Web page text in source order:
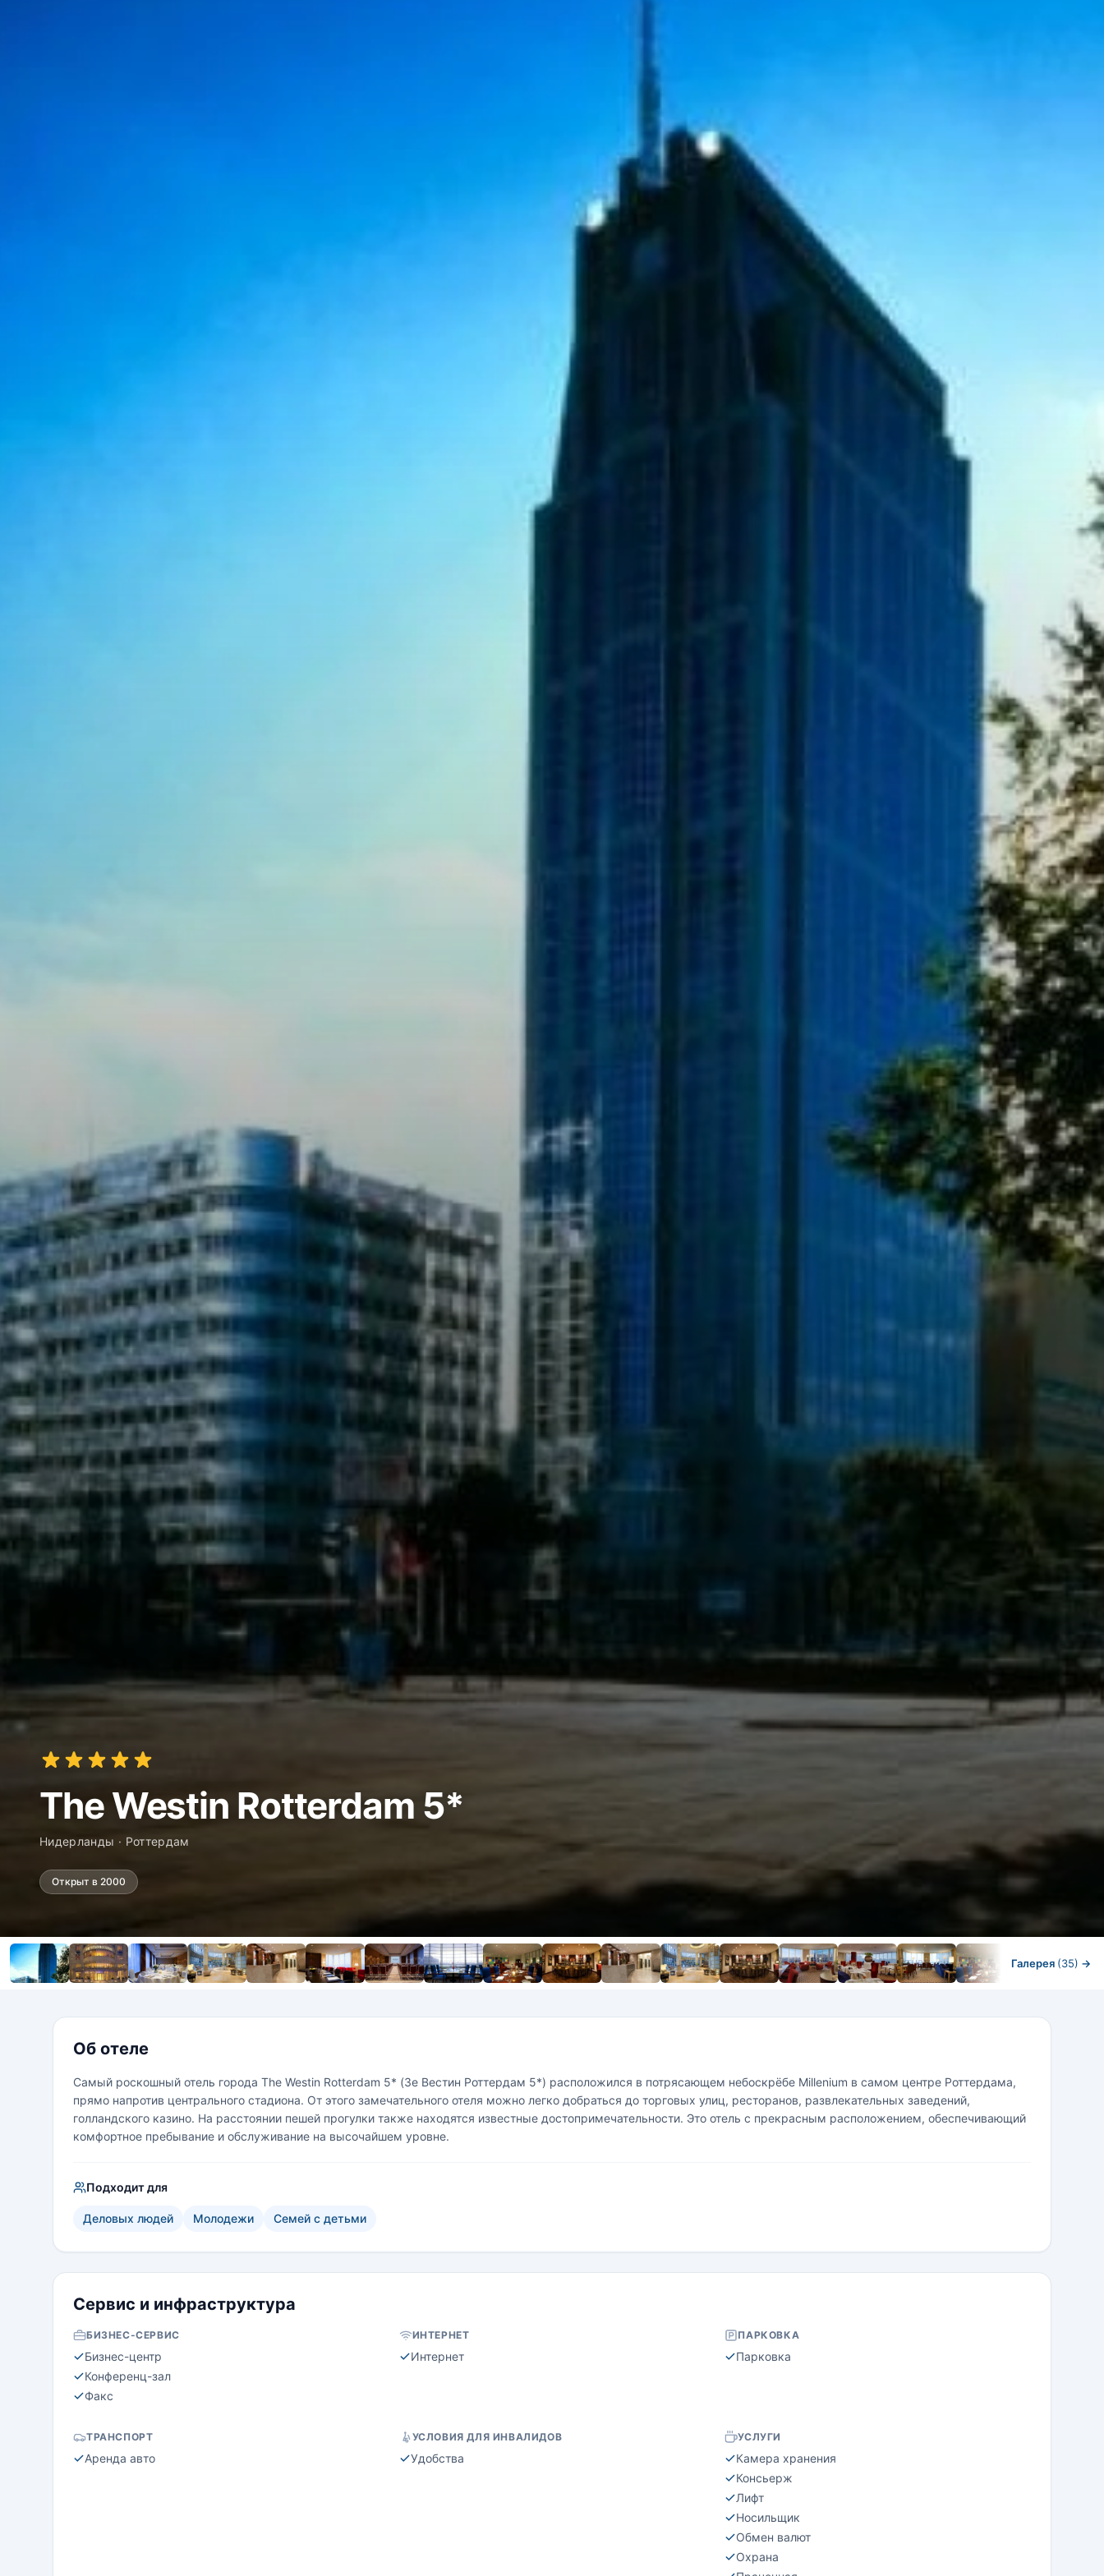
The Westin Rotterdam 5*
Нидерланды · Роттердам
Открыт в 2000
Галерея (35) →
Об отеле
Самый роскошный отель города The Westin Rotterdam 5* (Зе Вестин Роттердам 5*) расположился в потрясающем небоскрёбе Millenium в самом центре Роттердама,
прямо напротив центрального стадиона. От этого замечательного отеля можно легко добраться до торговых улиц, ресторанов, развлекательных заведений,
голландского казино. На расстоянии пешей прогулки также находятся известные достопримечательности. Это отель с прекрасным расположением, обеспечивающий
комфортное пребывание и обслуживание на высочайшем уровне.
Подходит для
Деловых людей Молодежи Семей с детьми
Сервис и инфраструктура
БИЗНЕС-СЕРВИС
Бизнес-центр
Конференц-зал
Факс
ИНТЕРНЕТ
Интернет
ПАРКОВКА
Парковка
ТРАНСПОРТ
Аренда авто
УСЛОВИЯ ДЛЯ ИНВАЛИДОВ
Удобства
УСЛУГИ
Камера хранения
Консьерж
Лифт
Носильщик
Обмен валют
Охрана